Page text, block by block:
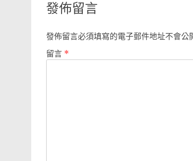
發佈留言
發佈留言必須填寫的電子郵件地址不會公
留言 *